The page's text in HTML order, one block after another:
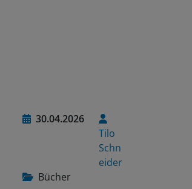
30.04.2026
Tilo
Schn
eider
Bücher